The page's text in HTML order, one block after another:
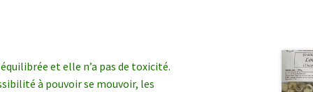
et elle n’a pas de toxicité.
à pouvoir se mouvoir, les